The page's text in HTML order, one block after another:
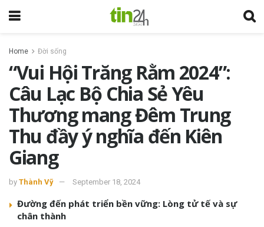
Home Đời sống
“Vui Hội Trăng Rằm 2024”:
Câu Lạc Bộ Chia Sẻ Yêu
Thương mang Đêm Trung
Thu đầy ý nghĩa đến Kiên
Giang
by Thành Vỹ September 18, 2024
Đường đến phát triển bền vững: Lòng tử tế và sự
chân thành